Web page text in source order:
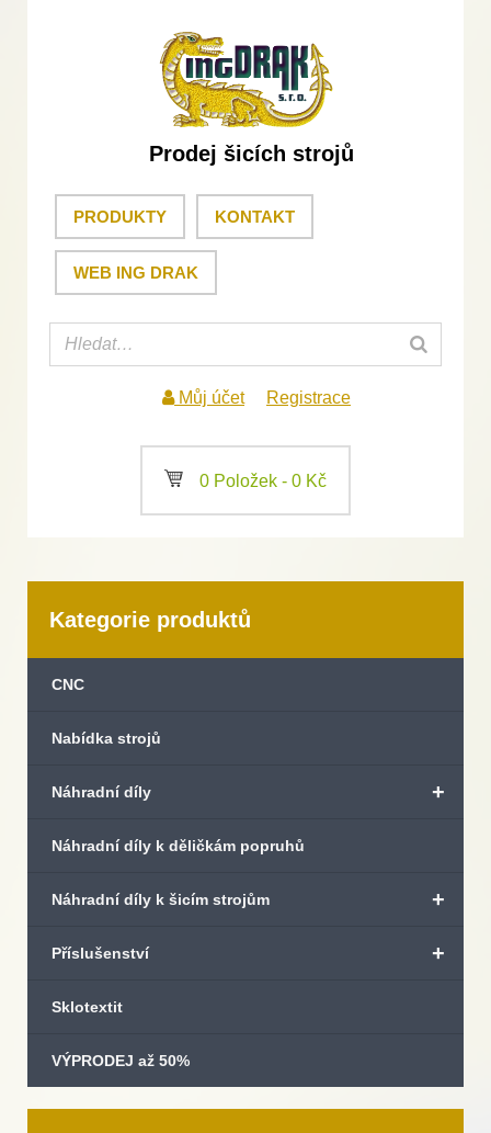
Prodej šicích strojů
PRODUKTY KONTAKT
WEB ING DRAK
Můj účet Registrace
a 0 Položek - 0 Kč
Kategorie produktů
CNC
Nabídka strojů
+
Náhradní díly
Náhradní díly k děličkám popruhů
+
Náhradní díly k šicím strojům
+
Příslušenství
Sklotextit
VÝPRODEJ až 50%